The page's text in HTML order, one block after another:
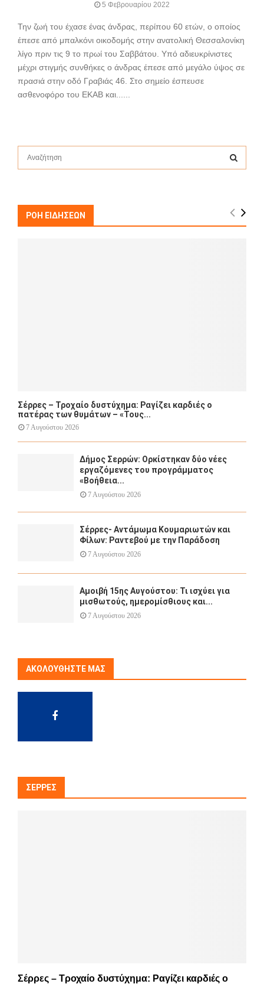
5 Φεβρουαρίου 2022
Την ζωή του έχασε ένας άνδρας, περίπου 60 ετών, ο οποίος
έπεσε από μπαλκόνι οικοδομής στην ανατολική Θεσσαλονίκη
λίγο πριν τις 9 το πρωί του Σαββάτου. Υπό αδιευκρίνιστες
μέχρι στιγμής συνθήκες ο άνδρας έπεσε από μεγάλο ύψος σε
πρασιά στην οδό Γραβιάς 46. Στο σημείο έσπευσε
ασθενοφόρο του ΕΚΑΒ και......
f
A
ΡΟΗ ΕΙΔΗΣΕΩΝ
Σέρρες – Τροχαίο δυστύχημα: Ραγίζει καρδιές ο
πατέρας των θυμάτων – «Τους...
7 Αυγούστου 2026
Δήμος Σερρών: Ορκίστηκαν δύο νέες
εργαζόμενες του προγράμματος
«Βοήθεια...
7 Αυγούστου 2026
Σέρρες- Αντάμωμα Κουμαριωτών και
Φίλων: Ραντεβού με την Παράδοση
7 Αυγούστου 2026
Αμοιβή 15ης Αυγούστου: Τι ισχύει για
μισθωτούς, ημερομίσθιους και...
7 Αυγούστου 2026
ΑΚΟΛΟΥΘΉΣΤΕ ΜΑΣ
ΣΈΡΡΕΣ
Σέρρες – Τροχαίο δυστύχημα: Ραγίζει καρδιές ο